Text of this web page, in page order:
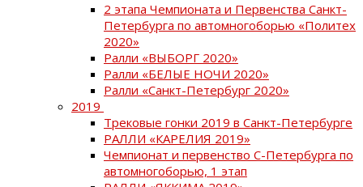
2 этапа Чемпионата и Первенства Санкт-
Петербурга по автомногоборью «Политех
2020»
Ралли «ВЫБОРГ 2020»
Ралли «БЕЛЫЕ НОЧИ 2020»
Ралли «Санкт-Петербург 2020»
2019
Трековые гонки 2019 в Санкт-Петербурге
РАЛЛИ «КАРЕЛИЯ 2019»
Чемпионат и первенство С-Петербурга по
автомногоборью, 1 этап